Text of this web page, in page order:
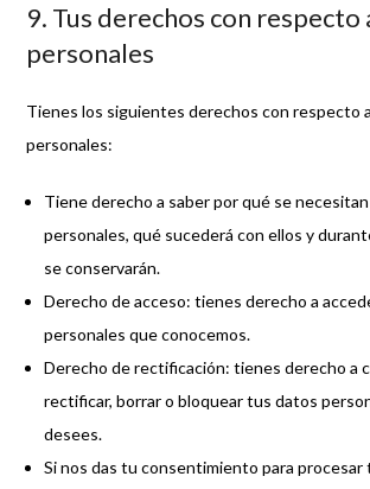
9. Tus derechos con respecto
personales
Tienes los siguientes derechos con respecto
personales:
Tiene derecho a saber por qué se
personales, qué sucederá con ellos y
se conservarán.
Derecho de acceso: tienes derecho a
personales que conocemos.
Derecho de rectificación: tienes derecho a
rectificar, borrar o bloquear tus datos
desees.
Si nos das tu consentimiento para